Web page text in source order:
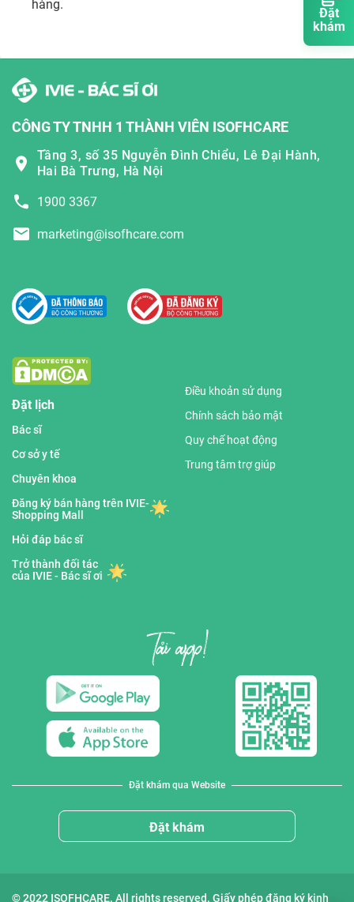
Đặt
khám
CÔNG TY TNHH 1 THÀNH VIÊN ISOFHCARE
Tầng 3, số 35 Nguyễn Đình Chiểu, Lê Đại Hành,
Hai Bà Trưng, Hà Nội
1900 3367
marketing@isofhcare.com
Đặt lịch
Bác sĩ
Cơ sở y tế
Chuyên khoa
Đăng ký bán hàng trên IVIE-
Shopping Mall
Hỏi đáp bác sĩ
Trở thành đối tác
của IVIE - Bác sĩ ơi
Điều khoản sử dụng
Chính sách bảo mật
Quy chế hoạt động
Trung tâm trợ giúp
Đặt khám qua Website
Đặt khám
© 2022 ISOFHCARE. All rights reserved. Giấy phép đăng ký kinh